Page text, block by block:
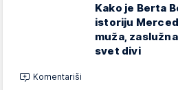
Kako je Berta
istoriju
muža,
svet divi
Komentariši